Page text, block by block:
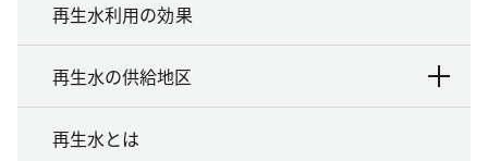
再生水利用の効果
再生水の供給地区
再生水とは